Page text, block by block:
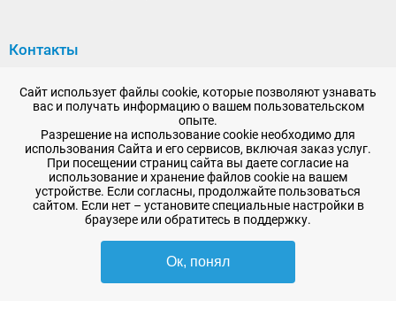
Контакты
192148, г. Санкт-Петербург, Железнодорожный проспект,
дом 36
+7 (812) 565-06-52
Время работы: пн-пт, 10:00 - 18:00
E-mail:sale@radioelementy.ru
2007 - 2026, ООО «РадиоЭлемент» © сайт носит информационный характер
и не является публичной офертой
Сайт использует файлы cookie, которые позволяют узнавать
вас и получать информацию о вашем пользовательском
опыте.
Разрешение на использование cookie необходимо для
использования Сайта и его сервисов, включая заказ услуг.
При посещении страниц сайта вы даете согласие на
использование и хранение файлов cookie на вашем
устройстве. Если согласны, продолжайте пользоваться
сайтом. Если нет – установите специальные настройки в
браузере или обратитесь в поддержку.
Ок, понял